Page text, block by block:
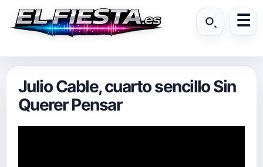
Julio Cable, cuarto sencillo Sin
Querer Pensar